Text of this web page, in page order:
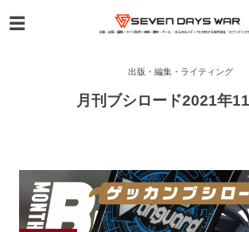
出版・編集・ライティング
月刊ブシロード2021年